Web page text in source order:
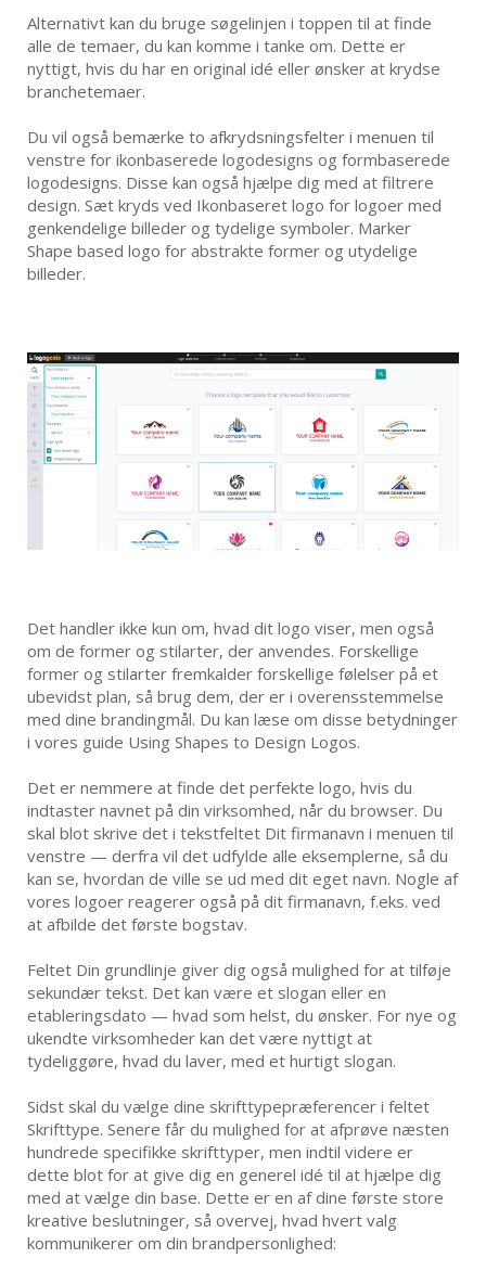
Alternativt kan du bruge søgelinjen i toppen til at finde
alle de temaer, du kan komme i tanke om. Dette er
nyttigt, hvis du har en original idé eller ønsker at krydse
branchetemaer.
Du vil også bemærke to afkrydsningsfelter i menuen til
venstre for ikonbaserede logodesigns og formbaserede
logodesigns. Disse kan også hjælpe dig med at filtrere
design. Sæt kryds ved Ikonbaseret logo for logoer med
genkendelige billeder og tydelige symboler. Marker
Shape based logo for abstrakte former og utydelige
billeder.
Det handler ikke kun om, hvad dit logo viser, men også
om de former og stilarter, der anvendes. Forskellige
former og stilarter fremkalder forskellige følelser på et
ubevidst plan, så brug dem, der er i overensstemmelse
med dine brandingmål. Du kan læse om disse betydninger
i vores guide Using Shapes to Design Logos.
Det er nemmere at finde det perfekte logo, hvis du
indtaster navnet på din virksomhed, når du browser. Du
skal blot skrive det i tekstfeltet Dit firmanavn i menuen til
venstre — derfra vil det udfylde alle eksemplerne, så du
kan se, hvordan de ville se ud med dit eget navn. Nogle af
vores logoer reagerer også på dit firmanavn, f.eks. ved
at afbilde det første bogstav.
Feltet Din grundlinje giver dig også mulighed for at tilføje
sekundær tekst. Det kan være et slogan eller en
etableringsdato — hvad som helst, du ønsker. For nye og
ukendte virksomheder kan det være nyttigt at
tydeliggøre, hvad du laver, med et hurtigt slogan.
Sidst skal du vælge dine skrifttypepræferencer i feltet
Skrifttype. Senere får du mulighed for at afprøve næsten
hundrede specifikke skrifttyper, men indtil videre er
dette blot for at give dig en generel idé til at hjælpe dig
med at vælge din base. Dette er en af dine første store
kreative beslutninger, så overvej, hvad hvert valg
kommunikerer om din brandpersonlighed: